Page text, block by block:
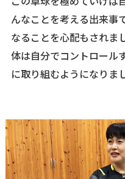
んなことを考える出来事
なることを心配もされま
体は自分でコントロール
に取り組むようになりま